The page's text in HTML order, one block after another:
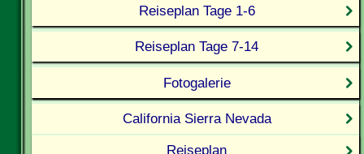
Reiseplan Tage 1-6
Reiseplan Tage 7-14
Fotogalerie
California Sierra Nevada
Reiseplan